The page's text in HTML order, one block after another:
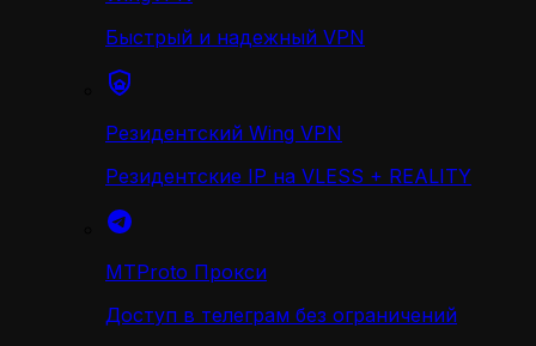
Быстрый и надежный VPN
Резидентский Wing VPN
Резидентские IP на VLESS + REALITY
MTProto Прокси
Доступ в телеграм без ограничений